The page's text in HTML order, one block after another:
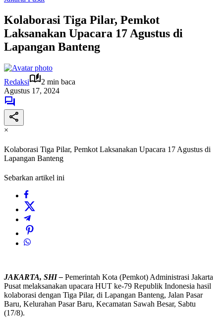
Kolaborasi Tiga Pilar, Pemkot
Laksanakan Upacara 17 Agustus di
Lapangan Banteng
Redaksi
2 min baca
Agustus 17, 2024
×
Kolaborasi Tiga Pilar, Pemkot Laksanakan Upacara 17 Agustus di
Lapangan Banteng
Sebarkan artikel ini
JAKARTA, SHI – Pemerintah Kota (Pemkot) Administrasi Jakarta
Pusat melaksanakan upacara HUT ke-79 Republik Indonesia hasil
kolaborasi dengan Tiga Pilar, di Lapangan Banteng, Jalan Pasar
Baru, Kelurahan Pasar Baru, Kecamatan Sawah Besar, Sabtu
(17/8).